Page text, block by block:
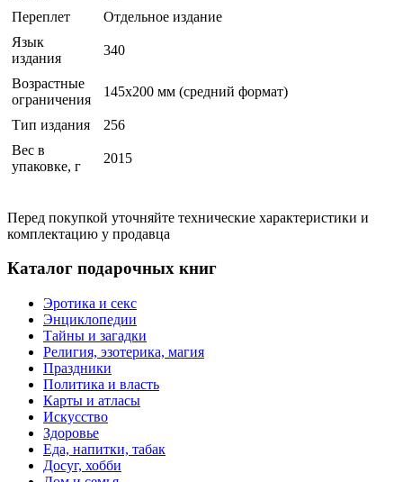
Переплет
Отдельное издание
Язык
издания
340
Возрастные
ограничения
145х200 мм (средний формат)
Тип издания
256
Вес в
упаковке, г
2015
Перед покупкой уточняйте технические характеристики и
комплектацию у продавца
Каталог подарочных книг
Эротика и секс
Энциклопедии
Тайны и загадки
Религия, эзотерика, магия
Праздники
Политика и власть
Карты и атласы
Искусство
Здоровье
Еда, напитки, табак
Досуг, хобби